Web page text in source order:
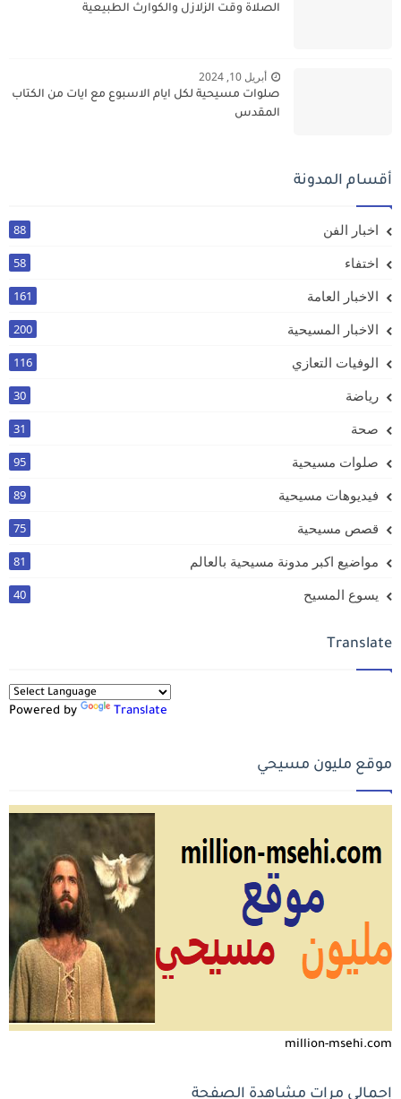
الصلاة وقت الزلازل والكوارث الطبيعية
أبريل 10, 2024
صلوات مسيحية لكل ايام الاسبوع مع ايات من الكتاب
المقدس
أقسام المدونة
اخبار الفن 88
اختفاء 58
الاخبار العامة 161
الاخبار المسيحية 200
الوفيات التعازي 116
رياضة 30
صحة 31
صلوات مسيحية 95
فيديوهات مسيحية 89
قصص مسيحية 75
مواضيع اكبر مدونة مسيحية بالعالم 81
يسوع المسيح 40
Translate
Powered by Translate
موقع مليون مسيحي
million-msehi.com
إجمالي مرات مشاهدة الصفحة